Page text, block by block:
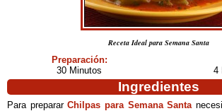
Receta Ideal para Semana Santa
Preparación:
30 Minutos
4
Ingredientes
Para prepararChilpas para Semana Santa